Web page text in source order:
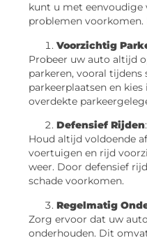
kunt u met eenvoudige
problemen voorkomen.
Voorzichtig
Probeer uw auto altijd
parkeren, vooral tijdens
parkeerplaatsen en
overdekte
Defensief Rijden:
Houd altijd voldoende
voertuigen en rijd
weer. Door defensief
schade voorkomen.
Regelmatig
Zorg ervoor dat uw
onderhouden. Dit